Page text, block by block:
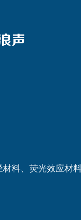
料、荧光效应材